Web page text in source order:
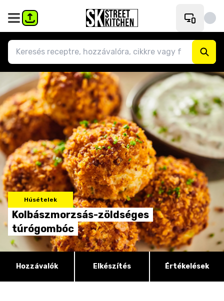
Húsételek
Kolbászmorzsás-zöldséges
túrógombóc
Hozzávalók Elkészítés Értékelések